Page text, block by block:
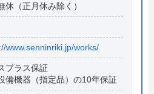
休（正月休み除く）
www.senninriki.jp/works/
プラス保証
備機器（指定品）の10年保証